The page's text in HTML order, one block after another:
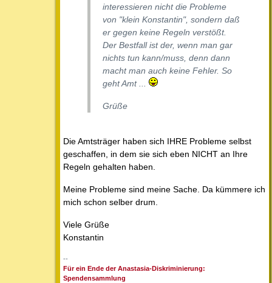
interessieren nicht die Probleme
von "klein Konstantin", sondern daß
er gegen keine Regeln verstößt.
Der Bestfall ist der, wenn man gar
nichts tun kann/muss, denn dann
macht man auch keine Fehler. So
geht Amt ...
Grüße
Die Amtsträger haben sich IHRE Probleme selbst
geschaffen, in dem sie sich eben NICHT an Ihre
Regeln gehalten haben.
Meine Probleme sind meine Sache. Da kümmere ich
mich schon selber drum.
Viele Grüße
Konstantin
--
Für ein Ende der Anastasia-Diskriminierung:
Spendensammlung